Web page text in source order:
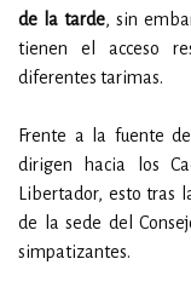
de la tarde, sin
tienen el acceso
diferentes tarimas.
Frente a la fuente de
dirigen hacia los
Libertador, esto tras
de la sede del
simpatizantes.